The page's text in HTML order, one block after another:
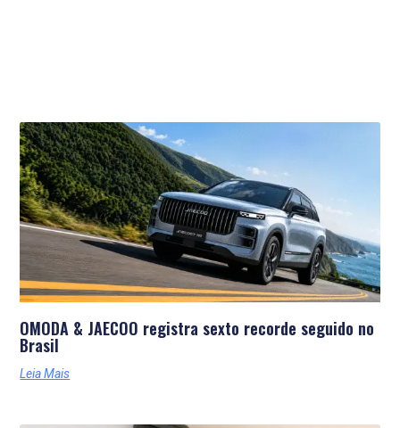
Últimas Notícias
OMODA & JAECOO registra sexto recorde seguido no
Brasil
Leia Mais